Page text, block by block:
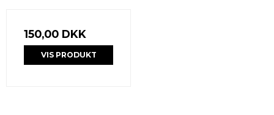
150,00 DKK
VIS PRODUKT